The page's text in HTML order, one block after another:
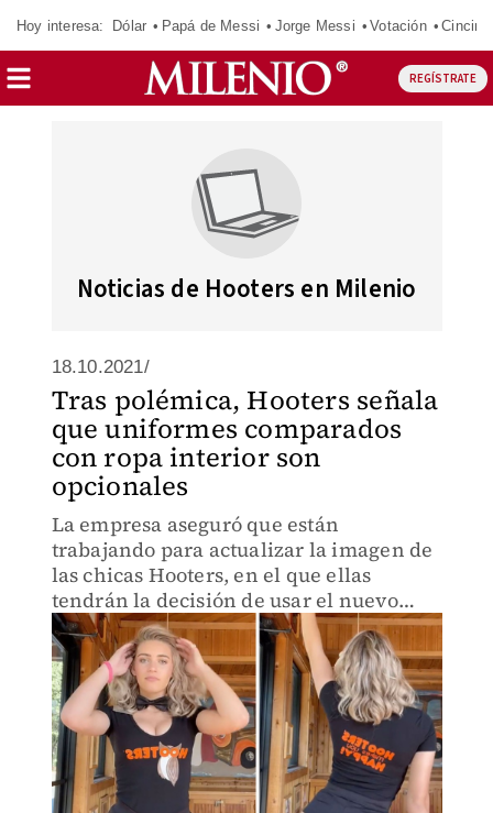
Hoy interesa: Dólar Papá de Messi Jorge Messi Votación
REGÍSTRATE
Noticias de Hooters en Milenio
18.10.2021/
Tras polémica, Hooters señala
que uniformes comparados
con ropa interior son
opcionales
La empresa aseguró que están
trabajando para actualizar la imagen de
las chicas Hooters, en el que ellas
tendrán la decisión de usar el nuevo
uniforme tras las críticas recibidas.